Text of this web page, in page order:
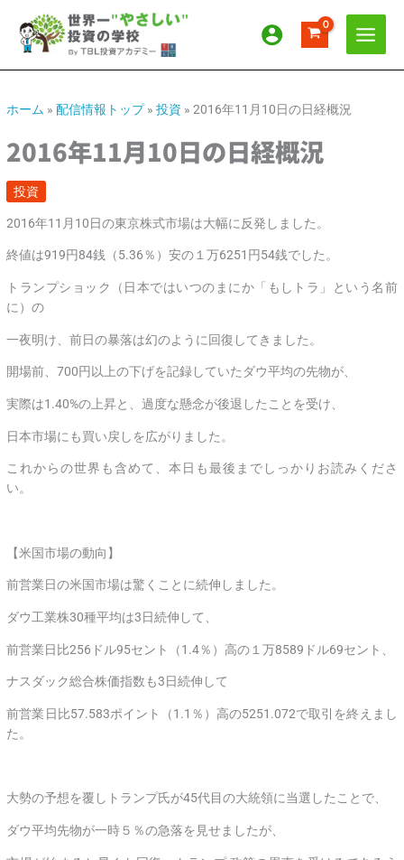
ス
ッホーム »配信情報トップ»投資 »2016年11月10日の日経概況
2016年11月10日の日経概況
投資
2016年11月10日の東京株式市場は大幅に反発しました。
終値は919円84銭（5.36％）安の１万6251円54銭でした。
トランプショック（日本ではいつのまにか「もしトラ」という名前
に）の
一夜明け、前日の暴落は幻のように回復してきました。
開場前、700円以上の下げを記録していたダウ平均の先物が、
実際は1.40%の上昇と、過度な懸念が後退したことを受け、
日本市場にも買い戻しを広がりました。
これからの世界も含めて、本日も最後までしっかりお読みくださ
い。
【米国市場の動向】
前営業日の米国市場は驚くことに続伸しました。
ダウ工業株30種平均は3日続伸して、
前営業日比256ドル95セント（1.4％）高の１万8589ドル69セント、
ナスダック総合株価指数も3日続伸して
前営業日比57.583ポイント（1.1％）高の5251.072で取引を終えまし
た。
大勢の予想を覆しトランプ氏が45代目の大統領に当選したことで、
ダウ平均先物が一時５％の急落を見せましたが、
ー
ブ
テ
ー